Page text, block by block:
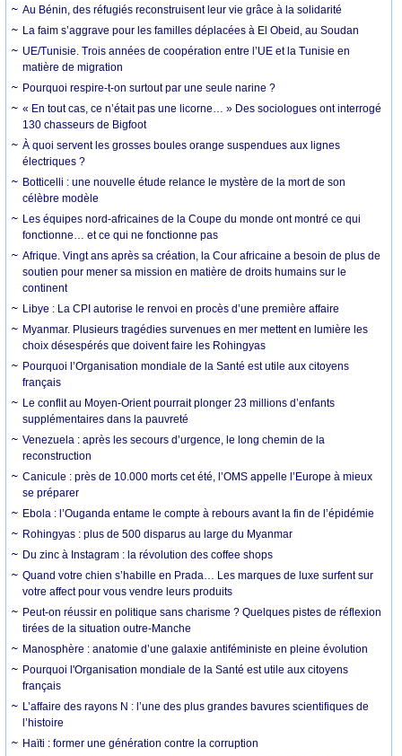
Au Bénin, des réfugiés reconstruisent leur vie grâce à la solidarité
La faim s’aggrave pour les familles déplacées à El Obeid, au Soudan
UE/Tunisie. Trois années de coopération entre l’UE et la Tunisie en
matière de migration
Pourquoi respire-t-on surtout par une seule narine ?
« En tout cas, ce n’était pas une licorne… » Des sociologues ont interrogé
130 chasseurs de Bigfoot
À quoi servent les grosses boules orange suspendues aux lignes
électriques ?
Botticelli : une nouvelle étude relance le mystère de la mort de son
célèbre modèle
Les équipes nord-africaines de la Coupe du monde ont montré ce qui
fonctionne… et ce qui ne fonctionne pas
Afrique. Vingt ans après sa création, la Cour africaine a besoin de plus de
soutien pour mener sa mission en matière de droits humains sur le
continent
Libye : La CPI autorise le renvoi en procès d’une première affaire
Myanmar. Plusieurs tragédies survenues en mer mettent en lumière les
choix désespérés que doivent faire les Rohingyas
Pourquoi l’Organisation mondiale de la Santé est utile aux citoyens
français
Le conflit au Moyen-Orient pourrait plonger 23 millions d’enfants
supplémentaires dans la pauvreté
Venezuela : après les secours d’urgence, le long chemin de la
reconstruction
Canicule : près de 10.000 morts cet été, l’OMS appelle l’Europe à mieux
se préparer
Ebola : l’Ouganda entame le compte à rebours avant la fin de l’épidémie
Rohingyas : plus de 500 disparus au large du Myanmar
Du zinc à Instagram : la révolution des coffee shops
Quand votre chien s’habille en Prada… Les marques de luxe surfent sur
votre affect pour vous vendre leurs produits
Peut-on réussir en politique sans charisme ? Quelques pistes de réflexion
tirées de la situation outre-Manche
Manosphère : anatomie d’une galaxie antiféministe en pleine évolution
Pourquoi l'Organisation mondiale de la Santé est utile aux citoyens
français
L’affaire des rayons N : l’une des plus grandes bavures scientifiques de
l’histoire
Haïti : former une génération contre la corruption